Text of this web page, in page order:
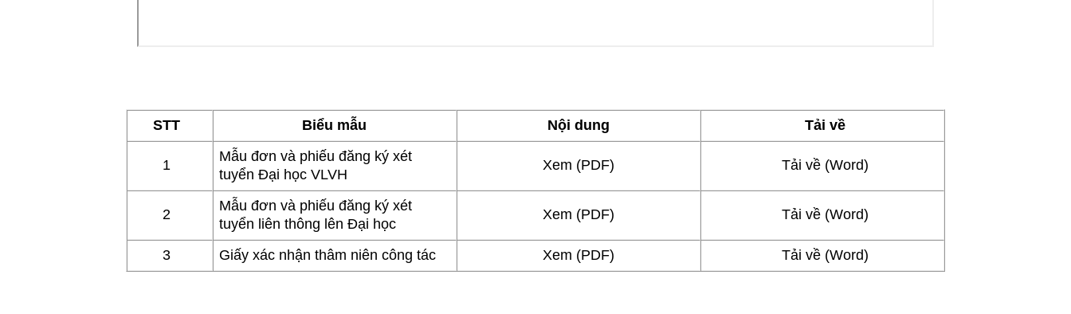
STT Biểu mẫu Nội dung Tải về
1
Mẫu đơn và phiếu đăng ký xét
tuyển Đại học VLVH
Xem (PDF) Tải về (Word)
2
Mẫu đơn và phiếu đăng ký xét
tuyển liên thông lên Đại học
Xem (PDF) Tải về (Word)
3 Giấy xác nhận thâm niên công tác Xem (PDF) Tải về (Word)